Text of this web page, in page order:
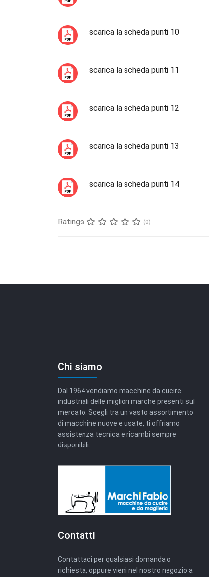
scarica la scheda punti 10
scarica la scheda punti 11
scarica la scheda punti 12
scarica la scheda punti 13
scarica la scheda punti 14
Ratings (0)
Chi siamo
Dal 1964 vendiamo macchine da cucire
industriali delle migliori marche presenti sul
mercato. Scegli tra un vasto assortimento
di macchine nuove e usate, ti offriamo
assistenza tecnica e ricambi sempre
disponibili.
Contatti
Contattaci per qualsiasi domanda o
richiesta, oppure vieni nel nostro negozio a